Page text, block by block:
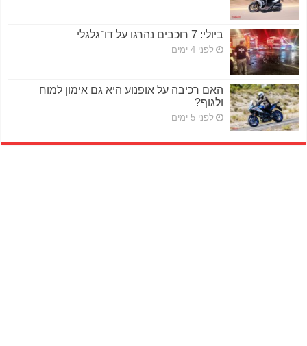
ביולי: 7 רוכבים נהרגו על דו־גלגלי
לפני 4 ימים
האם רכיבה על אופנוע היא גם אימון למוח
ולגוף?
לפני 5 ימים